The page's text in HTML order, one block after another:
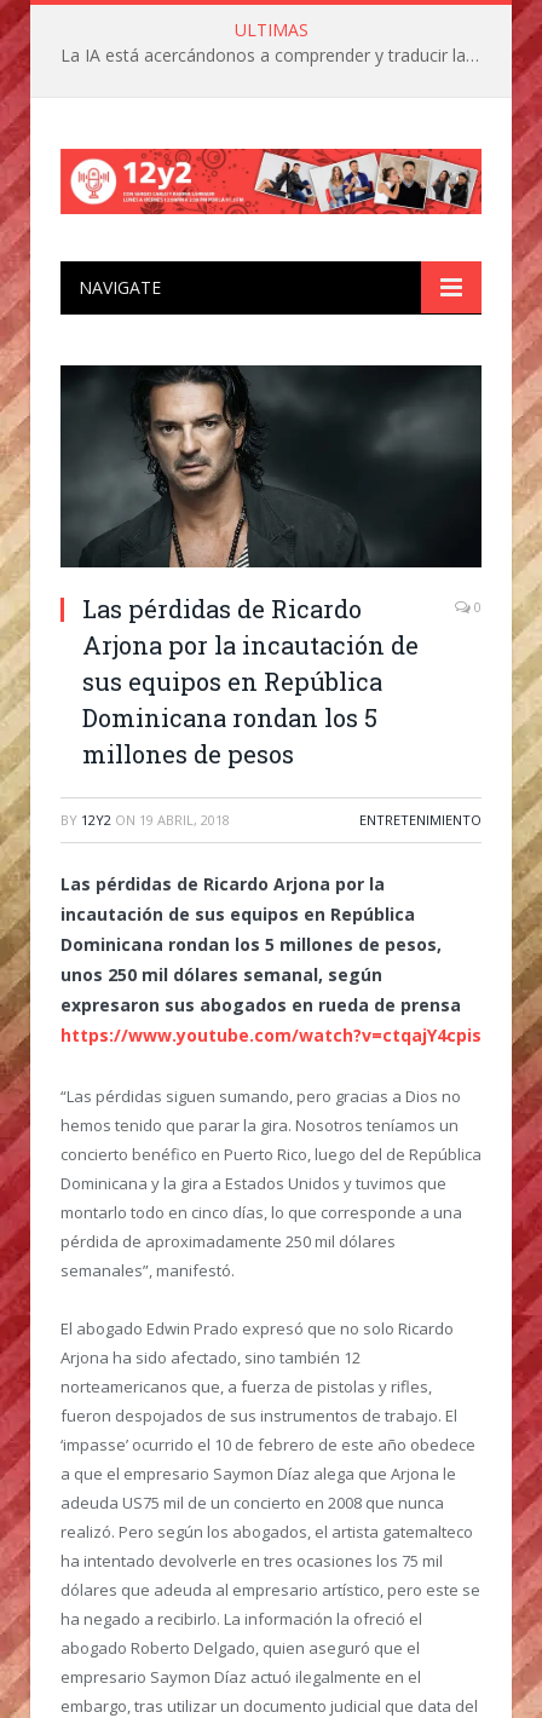
ULTIMAS
La IA está acercándonos a comprender y traducir las vocalizaciones y comportamientos de nuestras mascotas
NAVIGATE
Las pérdidas de Ricardo
Arjona por la incautación de
sus equipos en República
Dominicana rondan los 5
millones de pesos
0
BY 12Y2 ON 19 ABRIL, 2018 ENTRETENIMIENTO
Las pérdidas de Ricardo Arjona por la
incautación de sus equipos en República
Dominicana rondan los 5 millones de pesos,
unos 250 mil dólares semanal, según
expresaron sus abogados en rueda de prensa
https://www.youtube.com/watch?v=ctqajY4cpis
“Las pérdidas siguen sumando, pero gracias a Dios no
hemos tenido que parar la gira. Nosotros teníamos un
concierto benéfico en Puerto Rico, luego del de República
Dominicana y la gira a Estados Unidos y tuvimos que
montarlo todo en cinco días, lo que corresponde a una
pérdida de aproximadamente 250 mil dólares
semanales”, manifestó.
El abogado Edwin Prado expresó que no solo Ricardo
Arjona ha sido afectado, sino también 12
norteamericanos que, a fuerza de pistolas y rifles,
fueron despojados de sus instrumentos de trabajo. El
‘impasse’ ocurrido el 10 de febrero de este año obedece
a que el empresario Saymon Díaz alega que Arjona le
adeuda US75 mil de un concierto en 2008 que nunca
realizó. Pero según los abogados, el artista gatemalteco
ha intentado devolverle en tres ocasiones los 75 mil
dólares que adeuda al empresario artístico, pero este se
ha negado a recibirlo. La información la ofreció el
abogado Roberto Delgado, quien aseguró que el
empresario Saymon Díaz actuó ilegalmente en el
embargo, tras utilizar un documento judicial que data del